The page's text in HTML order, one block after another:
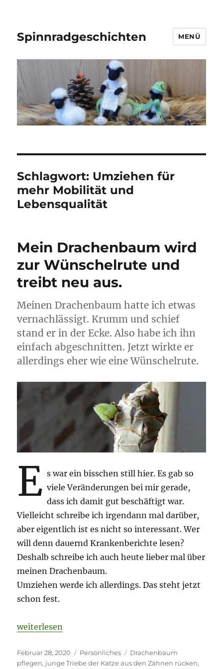
Spinnradgeschichten MENÜ
Schlagwort: Umziehen für
mehr Mobilität und
Lebensqualität
Mein Drachenbaum wird
zur Wünschelrute und
treibt neu aus.
Meinen Drachenbaum hatte ich etwas
vernachlässigt. Krumm und schief
stand er in der Ecke. Also habe ich ihn
einfach abgeschnitten. Jetzt wirkte er
allerdings eher wie eine Wünschelrute.
E s war ein bisschen still hier. Es gab so
viele Veränderungen bei mir gerade,
dass ich damit gut beschäftigt war.
Vielleicht schreibe ich irgendann mal darüber,
aber eigentlich ist es nicht so interessant. Wer
will denn dauernd Krankenberichte lesen?
Deshalb schreibe ich auch heute lieber mal über
meinen Drachenbaum.
Umziehen werde ich allerdings. Das steht jetzt
schon fest.
„Mein Drachenbaum wird zur Wünschelrute und
weiterlesen
Veröffentlicht
am
Februar 28, 2020 Kategorien
Persönliches Schlagwörter
Drachenbaum
pflegen, junge Triebe der Katze aus den Zähnen rücken,